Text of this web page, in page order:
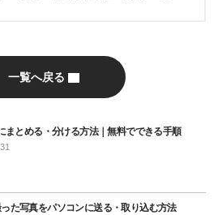
一覧へ戻る
まとめる・分ける方法｜無料でできる手順
た写真をパソコンに送る・取り込む方法